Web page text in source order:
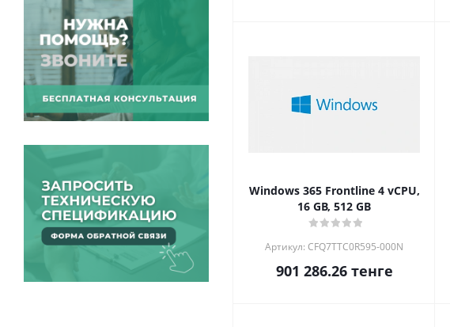
Windows 365 Frontline 4 vCPU,
16 GB, 512 GB
Артикул: CFQ7TTC0R595-000N
901 286.26тенге